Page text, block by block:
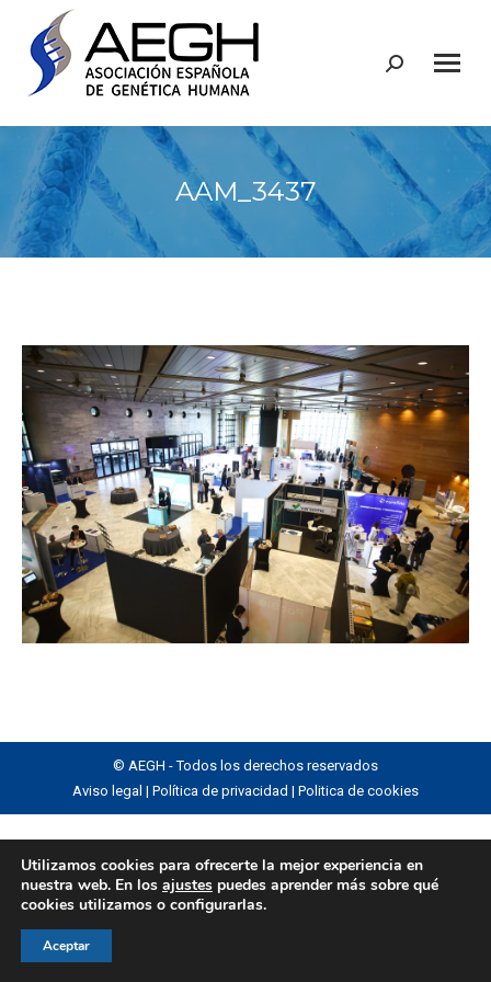
Buscar:
AAM_3437
© AEGH - Todos los derechos reservados
Aviso legal | Política de privacidad | Politica de cookies
Utilizamos cookies para ofrecerte la mejor experiencia en
nuestra web. En los ajustes puedes aprender más sobre qué
cookies utilizamos o configurarlas.
Aceptar